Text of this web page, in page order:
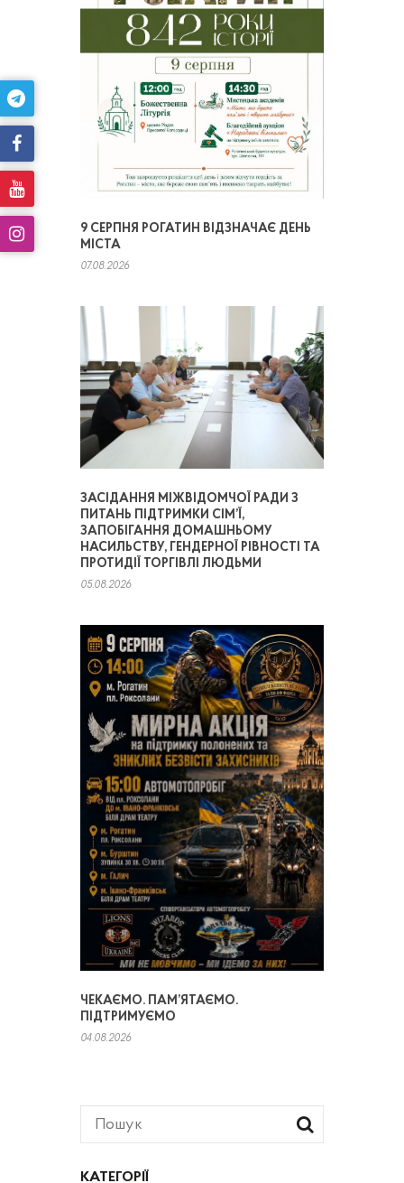
КАТЕГОРІЇ
9 СЕРПНЯ РОГАТИН ВІДЗНАЧАЄ ДЕНЬ
МІСТА
07.08.2026
ЗАСІДАННЯ МІЖВІДОМЧОЇ РАДИ З
ПИТАНЬ ПІДТРИМКИ СІМ’Ї,
ЗАПОБІГАННЯ ДОМАШНЬОМУ
НАСИЛЬСТВУ, ГЕНДЕРНОЇ РІВНОСТІ ТА
ПРОТИДІЇ ТОРГІВЛІ ЛЮДЬМИ
05.08.2026
ЧЕКАЄМО. ПАМ’ЯТАЄМО.
ПІДТРИМУЄМО
04.08.2026